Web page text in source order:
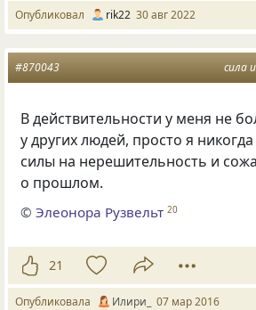
Опубликовал rik22 30 авг 2022
сила
#870043
В действительности у меня не
у других людей, просто я
силы на нерешительность и
о прошлом.
©Элеонора Рузвельт 20
21
Опубликовала Илири_ 07 мар 2016